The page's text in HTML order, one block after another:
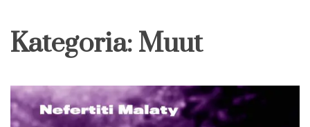
Kategoria: Muut